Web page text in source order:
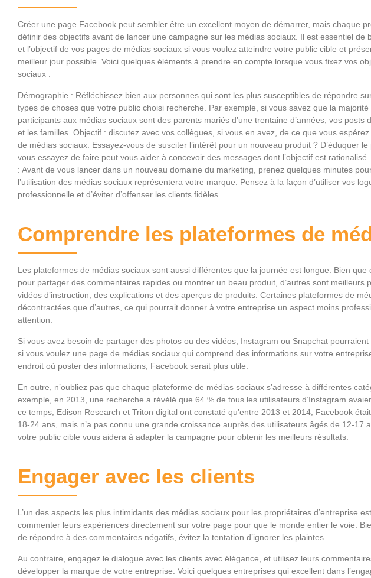
Créer une page Facebook peut sembler être un excellent moyen de démarrer, mais chaque
définir des objectifs avant de lancer une campagne sur les médias sociaux. Il est essentiel de
et l’objectif de vos pages de médias sociaux si vous voulez atteindre votre public cible et
meilleur jour possible. Voici quelques éléments à prendre en compte lorsque vous fixez vos
sociaux :
Démographie : Réfléchissez bien aux personnes qui sont les plus susceptibles de répondre
types de choses que votre public choisi recherche. Par exemple, si vous savez que la
participants aux médias sociaux sont des parents mariés d’une trentaine d’années, vos posts
et les familles. Objectif : discutez avec vos collègues, si vous en avez, de ce que vous
de médias sociaux. Essayez-vous de susciter l’intérêt pour un nouveau produit ? D’éduquer
vous essayez de faire peut vous aider à concevoir des messages dont l’objectif est
: Avant de vous lancer dans un nouveau domaine du marketing, prenez quelques minutes
l’utilisation des médias sociaux représentera votre marque. Pensez à la façon d’utiliser vos
professionnelle et d’éviter d’offenser les clients fidèles.
Comprendre les plateformes de
Les plateformes de médias sociaux sont aussi différentes que la journée est longue. Bien que
pour partager des commentaires rapides ou montrer un beau produit, d’autres sont meilleurs
vidéos d’instruction, des explications et des aperçus de produits. Certaines plateformes de
décontractées que d’autres, ce qui pourrait donner à votre entreprise un aspect moins
attention.
Si vous avez besoin de partager des photos ou des vidéos, Instagram ou Snapchat pourraient
si vous voulez une page de médias sociaux qui comprend des informations sur votre
endroit où poster des informations, Facebook serait plus utile.
En outre, n’oubliez pas que chaque plateforme de médias sociaux s’adresse à différentes
exemple, en 2013, une recherche a révélé que 64 % de tous les utilisateurs d’Instagram
ce temps, Edison Research et Triton digital ont constaté qu’entre 2013 et 2014, Facebook
18-24 ans, mais n’a pas connu une grande croissance auprès des utilisateurs âgés de 12-17
votre public cible vous aidera à adapter la campagne pour obtenir les meilleurs résultats.
Engager avec les clients
L’un des aspects les plus intimidants des médias sociaux pour les propriétaires d’entreprise
commenter leurs expériences directement sur votre page pour que le monde entier le voie.
de répondre à des commentaires négatifs, évitez la tentation d’ignorer les plaintes.
Au contraire, engagez le dialogue avec les clients avec élégance, et utilisez leurs
développer la marque de votre entreprise. Voici quelques entreprises qui excellent dans